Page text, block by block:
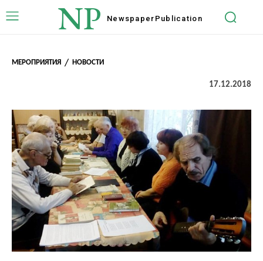
NP Newspaper Publication
МЕРОПРИЯТИЯ НОВОСТИ
17.12.2018